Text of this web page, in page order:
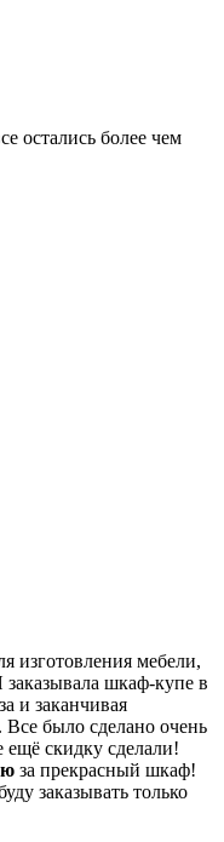
остались более чем
изготовления мебели,
шкаф-купе в
и заканчивая
было сделано очень
скидку сделали!
за прекрасный шкаф!
заказывать только